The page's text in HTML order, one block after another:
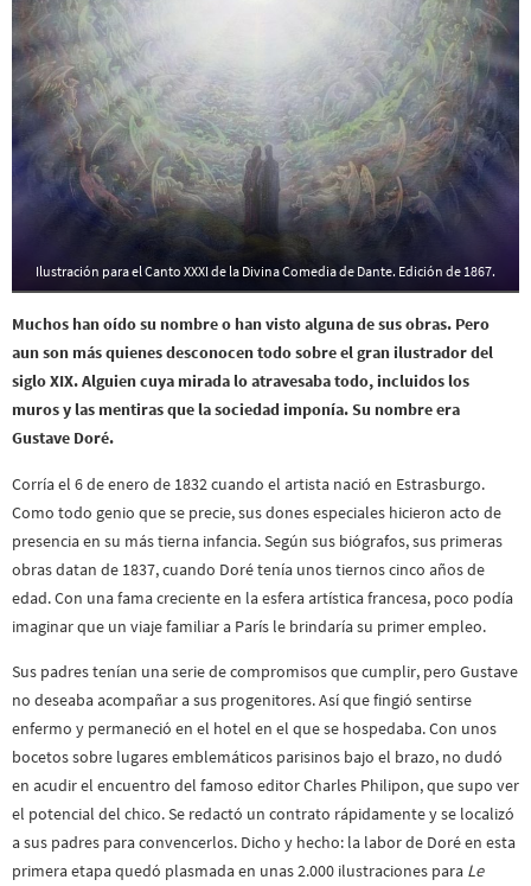
Ilustración para el Canto XXXI de la Divina Comedia de Dante. Edición de 1867.
Muchos han oído su nombre o han visto alguna de sus obras. Pero
aun son más quienes desconocen todo sobre el gran ilustrador del
siglo XIX. Alguien cuya mirada lo atravesaba todo, incluidos los
muros y las mentiras que la sociedad imponía. Su nombre era
Gustave Doré.
Corría el 6 de enero de 1832 cuando el artista nació en Estrasburgo.
Como todo genio que se precie, sus dones especiales hicieron acto de
presencia en su más tierna infancia. Según sus biógrafos, sus primeras
obras datan de 1837, cuando Doré tenía unos tiernos cinco años de
edad. Con una fama creciente en la esfera artística francesa, poco podía
imaginar que un viaje familiar a París le brindaría su primer empleo.
Sus padres tenían una serie de compromisos que cumplir, pero Gustave
no deseaba acompañar a sus progenitores. Así que fingió sentirse
enfermo y permaneció en el hotel en el que se hospedaba. Con unos
bocetos sobre lugares emblemáticos parisinos bajo el brazo, no dudó
en acudir el encuentro del famoso editor Charles Philipon, que supo ver
el potencial del chico. Se redactó un contrato rápidamente y se localizó
a sus padres para convencerlos. Dicho y hecho: la labor de Doré en esta
primera etapa quedó plasmada en unas 2.000 ilustraciones para Le